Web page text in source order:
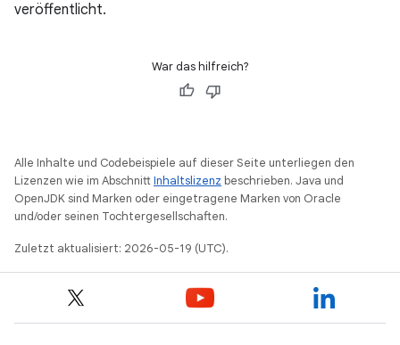
veröffentlicht.
War das hilfreich?
Alle Inhalte und Codebeispiele auf dieser Seite unterliegen den
Lizenzen wie im AbschnittInhaltslizenz beschrieben. Java und
OpenJDK sind Marken oder eingetragene Marken von Oracle
und/oder seinen Tochtergesellschaften.
Zuletzt aktualisiert: 2026-05-19 (UTC).